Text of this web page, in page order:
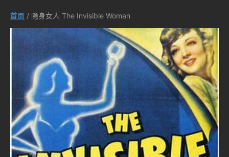
首页 / 隐身女人 The Invisible Woman